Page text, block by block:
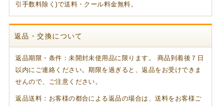
引手数料除く)で送料・クール料金無料。
返品・交換について
返品期限・条件：未開封未使用品に限ります。 商品到着後７日
以内にご連絡ください。期限を過ぎると、返品をお受けできま
せんので、ご注意ください。
返品送料：お客様の都合による返品の場合は、送料をお客様ご